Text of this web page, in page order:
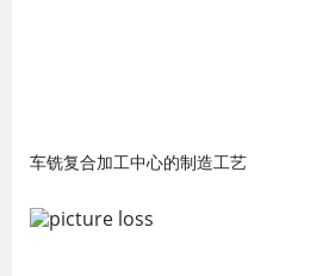
车铣复合加工中心的制造工艺